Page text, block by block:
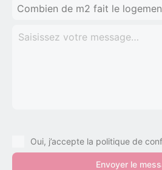
Combien de m2 fait le
Oui, j’accepte la politique de
Envoyer le